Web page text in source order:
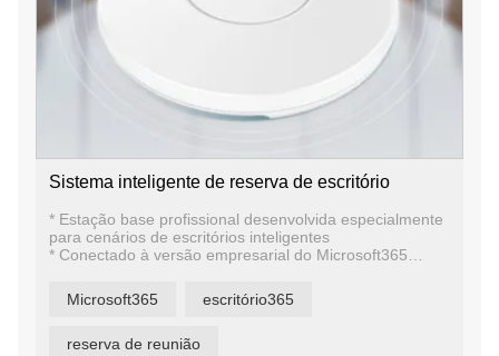
Sistema inteligente de reserva de escritório
* Estação base profissional desenvolvida especialmente
para cenários de escritórios inteligentes
* Conectado à versão empresarial do Microsoft365
* Vias de reserva inteligentes Microsoft365
* Adequado para salas de
* Tela de papel eletrônico de 1,54 polegadas a 10,2
Microsoft365 escritório365
reserva de reunião